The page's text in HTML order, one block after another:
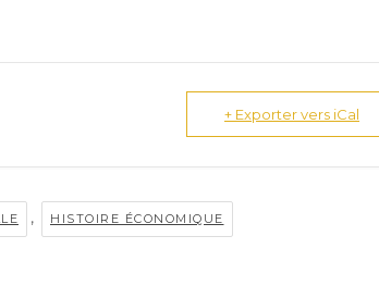
+ Exporter vers iCal
, HISTOIRE ÉCONOMIQUE